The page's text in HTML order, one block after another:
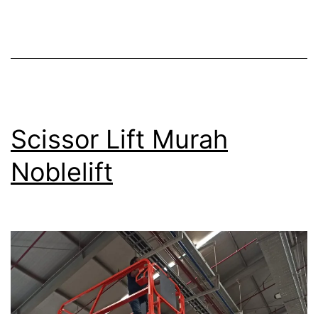
Scissor Lift Murah
Noblelift